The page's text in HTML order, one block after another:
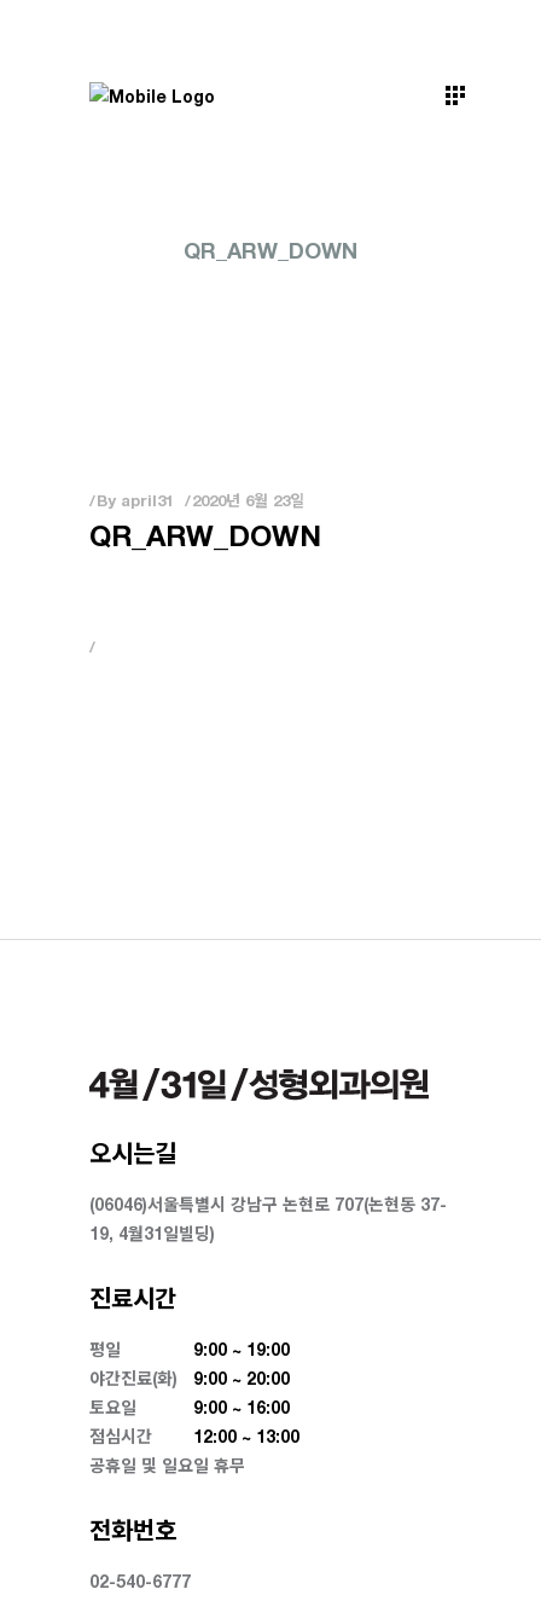
QR_ARW_DOWN
By april31 2020년 6월 23일
QR_ARW_DOWN
오시는길
(06046)서울특별시 강남구 논현로 707(논현동 37-
19, 4월31일빌딩)
진료시간
평일
9:00 ~ 19:00
야간진료(화)
9:00 ~ 20:00
토요일
9:00 ~ 16:00
점심시간
12:00 ~ 13:00
공휴일 및 일요일 휴무
전화번호
02-540-6777